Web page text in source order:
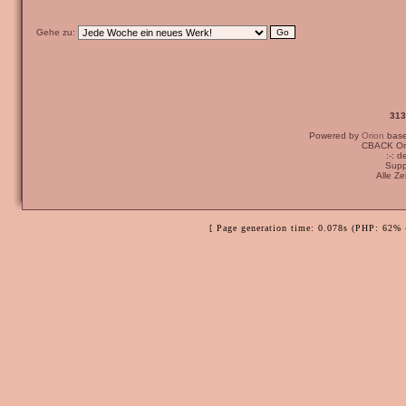
Gehe zu:
Powered by Orion
CBACK
:-:
Alle
[ Page generation time: 0.078s (PHP: